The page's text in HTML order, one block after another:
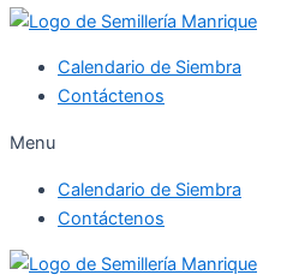
Calendario de Siembra
Contáctenos
Menu
Calendario de Siembra
Contáctenos